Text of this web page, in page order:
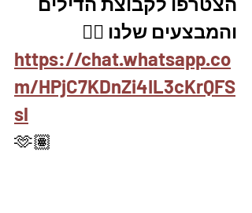
והמבצעים שלנו 👇🏽
https://chat.whatsapp.co
m/HPjC7KDnZi4IL3cKrQFS
sl
🫶🏽